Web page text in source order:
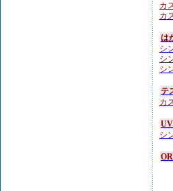
カ
カ
は
シ
シ
シ
テ
カ
シ